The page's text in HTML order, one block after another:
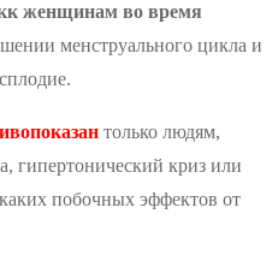
женщинам во время
менструального цикла и
только людям,
гипертонический криз или
побочных эффектов от